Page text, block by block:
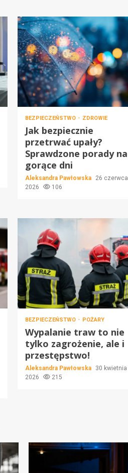
BEZPIECZEŃSTWO ZDROWIE
Jak bezpiecznie
przetrwać upały?
Sprawdzone porady na
gorące dni
Aleksandra Pawłowska
26 czerwca
2026
106
BEZPIECZEŃSTWO POŻARY
Wypalanie traw to nie
tylko zagrożenie, ale i
przestępstwo!
Aleksandra Pawłowska
30 kwietnia
2026
215